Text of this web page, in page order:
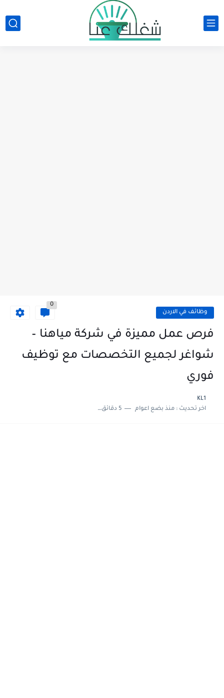
وظائف في الاردن
0
فرص عمل مميزة في شركة مياهنا –
شواغر لجميع التخصصات مع توظيف
فوري
KL1
اخر تحديث :منذ بضع اعوام 5 دقائق للقراءة